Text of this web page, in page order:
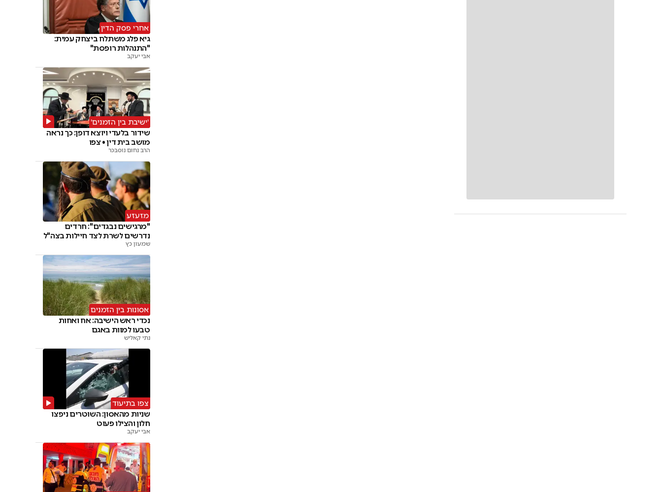
אחרי פסק הדין
גיא פלג משתלח ביצחק עמית:
"התנהלות רופסת"
אבי יעקב
'ישיבת בין הזמנים'
שידור בלעדי ויוצא דופן: כך נראה
מושב בית דין • צפו
הרב נחום נוסבכר
מזעזע
"מרגישים נבגדים": חרדים
נדרשים לשרת לצד חיילות בצה"ל
שמעון כץ
אסונות בין הזמנים
נכדי ראש הישיבה: אח ואחות
טבעו למוות באגם
נתי קאליש
צפו בתיעוד
שניות מהאסון: השוטרים ניפצו
חלון והצילו פעוט
אבי יעקב